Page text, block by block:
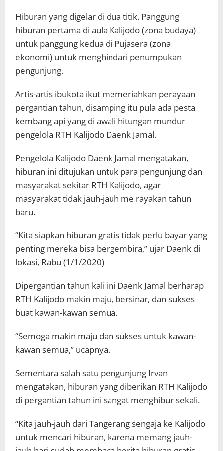
Hiburan yang digelar di dua titik. Panggung
hiburan pertama di aula Kalijodo (zona budaya)
untuk panggung kedua di Pujasera (zona
ekonomi) untuk menghindari penumpukan
pengunjung.
Artis-artis ibukota ikut memeriahkan perayaan
pergantian tahun, disamping itu pula ada pesta
kembang api yang di awali hitungan mundur
pengelola RTH Kalijodo Daenk Jamal.
Pengelola Kalijodo Daenk Jamal mengatakan,
hiburan ini ditujukan untuk para pengunjung dan
masyarakat sekitar RTH Kalijodo, agar
masyarakat tidak jauh-jauh me rayakan tahun
baru.
“Kita siapkan hiburan gratis tidak perlu bayar yang
penting mereka bisa bergembira,” ujar Daenk di
lokasi, Rabu (1/1/2020)
Dipergantian tahun kali ini Daenk Jamal berharap
RTH Kalijodo makin maju, bersinar, dan sukses
buat kawan-kawan semua.
“Semoga makin maju dan sukses untuk kawan-
kawan semua,” ucapnya.
Sementara salah satu pengunjung Irvan
mengatakan, hiburan yang diberikan RTH Kalijodo
di pergantian tahun ini sangat menghibur sekali.
“Kita jauh-jauh dari Tangerang sengaja ke Kalijodo
untuk mencari hiburan, karena memang jauh-